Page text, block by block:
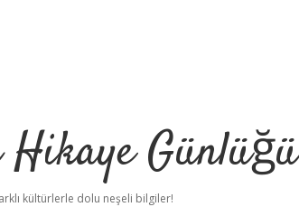
Günlüğü
kültürlerle dolu neşeli bilgiler!